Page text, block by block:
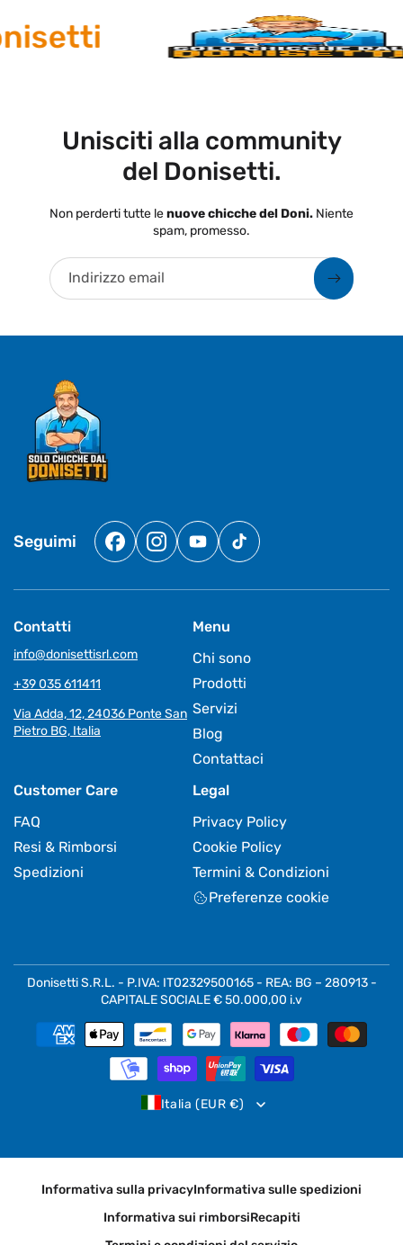
Unisciti alla community
del Donisetti.
Non perderti tutte lenuove chicche del Doni. Niente
spam, promesso.
Indirizzo email
Seguimi
FacebookInstagram
YouTubeTikTok
Contatti
info@donisettisrl.com
+39 035 611411
Via Adda, 12, 24036 Ponte San
Pietro BG, Italia
Menu
Chi sono
Prodotti
Servizi
Blog
Contattaci
Customer Care
FAQ
Resi & Rimborsi
Spedizioni
Legal
Privacy Policy
Cookie Policy
Termini & Condizioni
Preferenze cookie
Donisetti S.R.L. - P.IVA: IT02329500165 - REA: BG – 280913 -
CAPITALE SOCIALE € 50.000,00 i.v
Metodi
Italia (EUR €)
Informativa sulla privacyInformativa sulle spedizioni
Informativa sui rimborsiRecapiti